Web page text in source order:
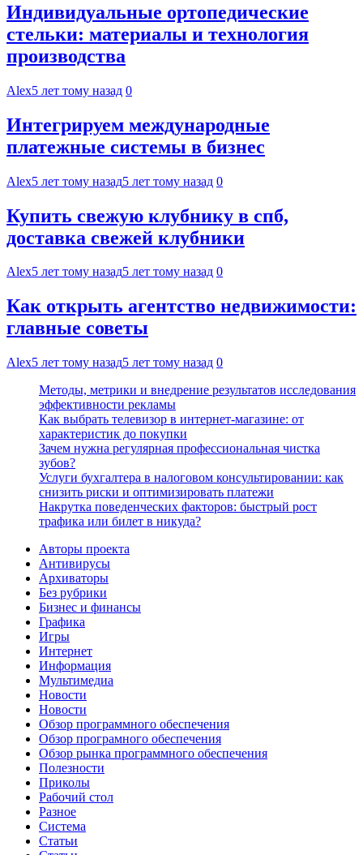
Индивидуальные ортопедические
стельки: материалы и технология
производства
Alex5 лет тому назад 0
Интегрируем международные
платежные системы в бизнес
Alex5 лет тому назад5 лет тому назад 0
Купить свежую клубнику в спб,
доставка свежей клубники
Alex5 лет тому назад5 лет тому назад 0
Как открыть агентство недвижимости:
главные советы
Alex5 лет тому назад5 лет тому назад 0
Методы, метрики и внедрение результатов исследования
эффективности рекламы
Как выбрать телевизор в интернет-магазине: от
характеристик до покупки
Зачем нужна регулярная профессиональная чистка
зубов?
Услуги бухгалтера в налоговом консультировании: как
снизить риски и оптимизировать платежи
Накрутка поведенческих факторов: быстрый рост
трафика или билет в никуда?
Авторы проекта
Антивирусы
Архиваторы
Без рубрики
Бизнес и финансы
Графика
Игры
Интернет
Информация
Мультимедиа
Новости
Новости
Обзор программного обеспечения
Обзор програмного обеспечения
Обзор рынка программного обеспечения
Полезности
Приколы
Рабочий стол
Разное
Система
Статьи